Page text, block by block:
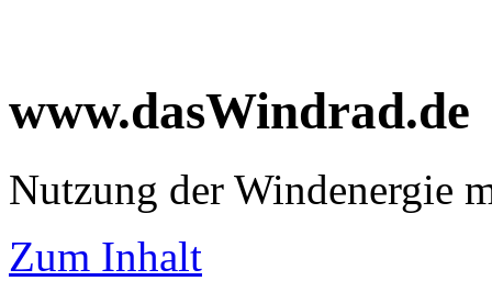
www.dasWindrad.de
Nutzung der Windenergie
Zum Inhalt